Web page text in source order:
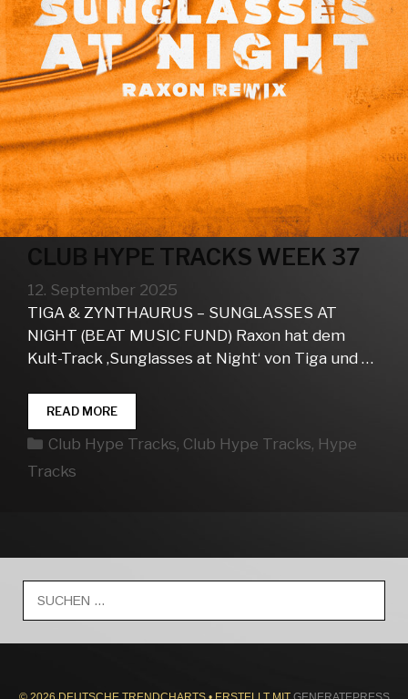
CLUB HYPE TRACKS WEEK 37
12. September 2025
TIGA & ZYNTHAURUS – SUNGLASSES AT
NIGHT (BEAT MUSIC FUND) Raxon hat dem
Kult-Track ‚Sunglasses at Night‘ von Tiga und …
READ MORECLUB
HYPE
TRACKS
Kategorien
Club Hype Tracks, Club Hype Tracks, Hype
Tracks
nach: